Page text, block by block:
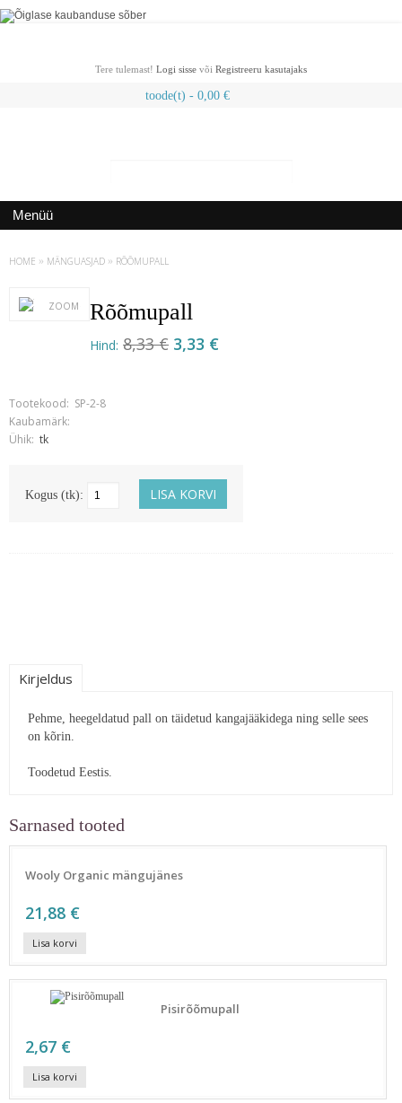
Tere tulemast! Logi sisse või Registreeru kasutajaks
toode(t) - 0,00€
Menüü
HOME » MÄNGUASJAD » RÕÕMUPALL
ZOOM Rõõmupall
Hind: 8,33 € 3,33 €
Tootekood: SP-2-8
Kaubamärk:
Ühik: tk
Kogus (tk):
Kirjeldus
Pehme, heegeldatud pall on täidetud kangajääkidega ning selle sees
on kõrin.
Toodetud Eestis.
Sarnased tooted
Wooly Organic mängujänes
21,88 €
Lisa korvi
Pisirõõmupall
2,67 €
Lisa korvi